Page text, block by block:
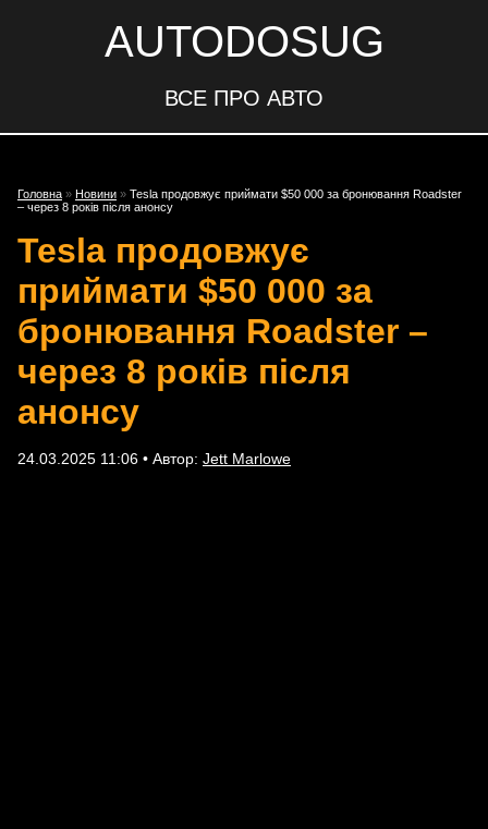
AUTODOSUG
ВСЕ ПРО АВТО
Головна » Новини » Tesla продовжує приймати $50 000 за бронювання Roadster
– через 8 років після анонсу
Tesla продовжує
приймати $50 000 за
бронювання Roadster –
через 8 років після
анонсу
24.03.2025 11:06 • Автор: Jett Marlowe